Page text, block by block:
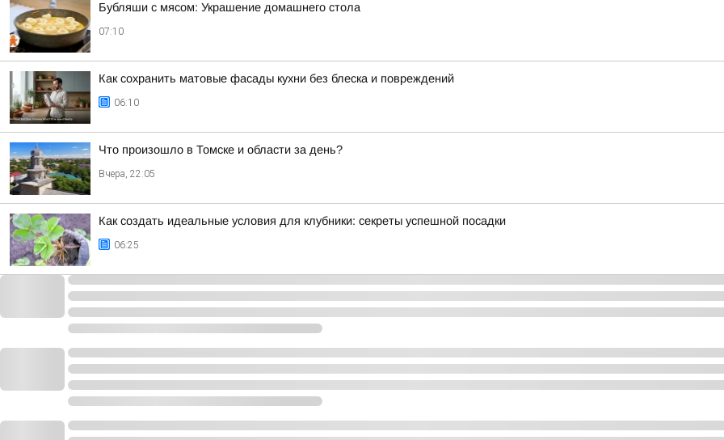
Бубляши с мясом: Украшение домашнего стола
07:10
Как сохранить матовые фасады кухни без блеска и повреждений
06:10
Что произошло в Томске и области за день?
Вчера, 22:05
Как создать идеальные условия для клубники: секреты успешной посадки
06:25